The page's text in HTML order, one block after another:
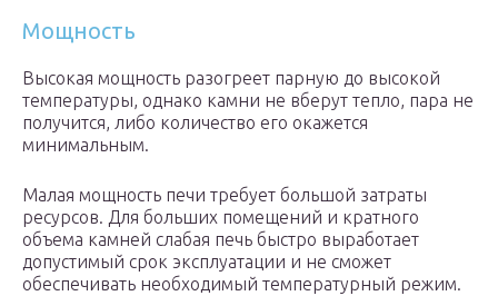
Мощность
Высокая мощность разогреет парную до высокой
температуры, однако камни не вберут тепло, пара не
получится, либо количество его окажется
минимальным.
Малая мощность печи требует большой затраты
ресурсов. Для больших помещений и кратного
объема камней слабая печь быстро выработает
допустимый срок эксплуатации и не сможет
обеспечивать необходимый температурный режим.